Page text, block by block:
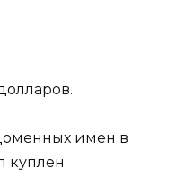
имен в
куплен